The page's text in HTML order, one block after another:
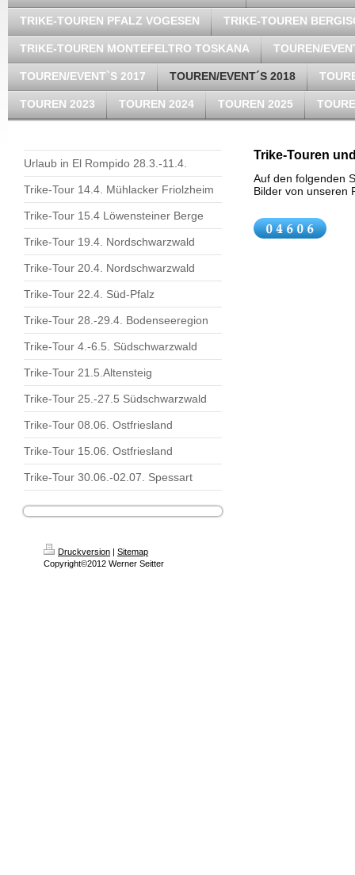
TRIKE-TOUREN PFALZ VOGESEN TRIKE-TOUREN
TRIKE-TOUREN MONTEFELTRO TOSKANA TOUREN/
TOUREN/EVENT`S 2017 TOUREN/EVENT´S 2018
TOUREN 2023 TOUREN 2024 TOUREN 2025
Urlaub in El Rompido 28.3.-11.4.
Trike-Tour 14.4. Mühlacker Friolzheim
Trike-Tour 15.4 Löwensteiner Berge
Trike-Tour 19.4. Nordschwarzwald
Trike-Tour 20.4. Nordschwarzwald
Trike-Tour 22.4. Süd-Pfalz
Trike-Tour 28.-29.4. Bodenseeregion
Trike-Tour 4.-6.5. Südschwarzwald
Trike-Tour 21.5.Altensteig
Trike-Tour 25.-27.5 Südschwarzwald
Trike-Tour 08.06. Ostfriesland
Trike-Tour 15.06. Ostfriesland
Trike-Tour 30.06.-02.07. Spessart
Trike-Touren
Auf den folgenden
Bilder von unseren
Druckversion | Sitemap
Copyright©2012 Werner Seitter